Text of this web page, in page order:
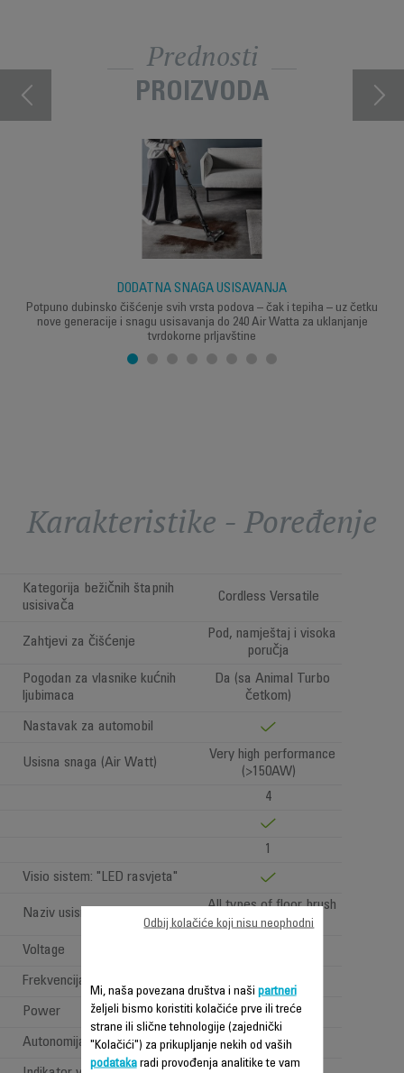
Prednosti
PROIZVODA
DODATNA SNAGA USISAVANJA
Potpuno dubinsko čišćenje svih vrsta podova – čak i tepiha – uz četku
nove generacije i snagu usisavanja do 240 Air Watta za uklanjanje
tvrdokorne prljavštine
Karakteristike - Poređenje
Kategorija bežičnih štapnih
usisivača
Cordless Versatile
Zahtjevi za čišćenje
Pod, namještaj i visoka
poručja
Pogodan za vlasnike kućnih
ljubimaca
Da (sa Animal Turbo
četkom)
Nastavak za automobil
Usisna snaga (Air Watt)
Very high performance
(>150AW)
4
1
Visio sistem: "LED rasvjeta"
Naziv usisne glave
All types of floor brush
Voltage
Frekvencija
Power Power < 1 W
Autonomija Jako dugo (>=1h)
Mi, naša povezana društva i naši partneri
željeli bismo koristiti kolačiće prve ili treće
strane ili slične tehnologije (zajednički
"Kolačići") za prikupljanje nekih od vaših
podatakaradi provođenja analitike te vam
Odbij kolačiće koji nisu neophodni